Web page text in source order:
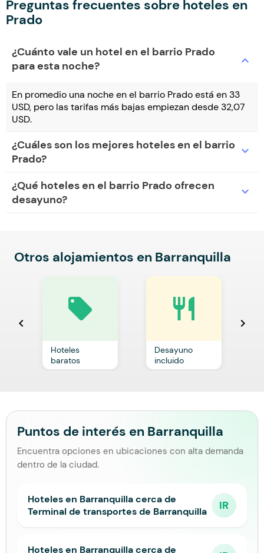
Preguntas frecuentes sobre hoteles en
Prado
¿Cuánto vale un hotel en el barrio Prado
para esta noche?
expand_more
En promedio una noche en el barrio Prado está en 33
USD, pero las tarifas más bajas empiezan desde 32,07
USD.
¿Cuáles son los mejores hoteles en el barrio
Prado?
expand_more
¿Qué hoteles en el barrio Prado ofrecen
desayuno?
expand_more
Otros alojamientos en Barranquilla
chevron_left
local_offer
Hoteles
baratos
restaurant
Desayuno
incluido
chevron_right
Puntos de interés en Barranquilla
Encuentra opciones en ubicaciones con alta demanda
dentro de la ciudad.
Hoteles en Barranquilla cerca de
Terminal de transportes de Barranquilla
IR
Hoteles en Barranquilla cerca de